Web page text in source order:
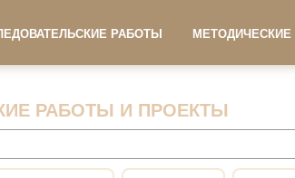
РАБОТЫ
РАБОТЫ И ПРОЕКТЫ